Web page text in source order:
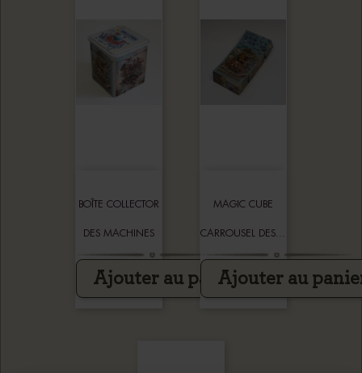
BOÎTE COLLECTOR
DES MACHINES
18,00 €
Ajouter au panier
MAGIC CUBE
CARROUSEL DES...
13,80 €
Ajouter au